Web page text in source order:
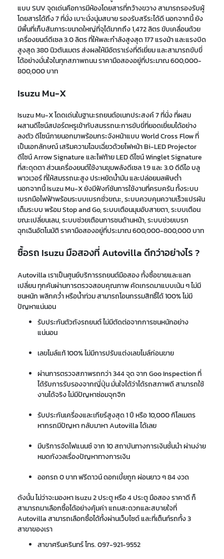
แบบSUV จุดเด่นคือการมีห้องโดยสารที่กว้างขวาง สามารถรองรับผู้
โดยสารได้ถึง 7 ที่นั่ง เบาะนั่งนุ่มสบาย รองรับสรีระได้ดี นอกจากนี้ ยัง
มีพื้นที่เก็บสัมภาระขนาดใหญ่ที่จุได้มากถึง 1,472 ลิตร ขับเคลื่อนด้วย
เครื่องยนต์ดีเซล 3.0 ลิตร ที่ให้พละกำลังสูงสุด 177 แรงม้า และแรงบิด
สูงสุด 380 นิวตันเมตร ส่งผลให้มีอัตราเร่งที่ดีเยี่ยม และสามารถขับขี่
ได้อย่างมั่นใจในทุกสภาพถนน ราคามือสองอยู่ที่ประมาณ 600,000-
800,000 บาท
Isuzu Mu-X
Isuzu Mu-Xโดดเด่นในฐานะรถยนต์อเนกประสงค์ 7 ที่นั่งที่ผสม
ผสานดีไซน์สปอร์ตหรูเข้ากับสมรรถนะการขับขี่ที่ยอดเยี่ยมได้อย่าง
ลงตัวดีไซน์ภายนอกมาพร้อมกระจังหน้าแบบ World Cross Flowที่
เป็นเอกลักษณ์ เสริมความโฉบเฉี่ยวด้วยไฟหน้า Bi-LED Projector
ดีไซน์ Arrow Signatureและไฟท้าย LED ดีไซน์ Winglet Signature
ที่สะดุดตาส่วนเครื่องยนต์ใช้งานขุมพลังดีเซล 1.9 และ 3.0 ดีดีไอ บลู
พาวเวอร์ ที่ให้สมรรถนะสูง ประหยัดน้ำมัน และปล่อยมลพิษต่ำ
นอกจากนี้ Isuzu Mu-X ยังมีฟังก์ชันการใช้งานที่ครบครันทั้งระบบ
เบรกมือไฟฟ้าพร้อมระบบเบรกชั่วขณะ,ระบบควบคุมความเร็วแปรผัน
เต็มระบบ พร้อม Stop and Go,ระบบเตือนมุมอับสายตา,ระบบเตือน
ขณะเปลี่ยนเลน,ระบบช่วยเตือนการชนด้านหน้า,ระบบช่วยเบรก
ฉุกเฉินอัตโนมัติ ราคามือสองอยู่ที่ประมาณ 600,000-800,000 บาท
ซื้อรถ Isuzu มือสองที่ Autovilla ดีกว่าอย่างไร ?
Autovilla เราเป็นศูนย์บริการรถยนต์มือสอง ทั้งซื้อขายและแลก
เปลี่ยน ทุกคันผ่านการตรวจสอบคุณภาพ คัดเกรดมาแบบเน้น ๆ ไม่มี
ชนหนัก พลิกคว่ำ หรือน้ำท่วม สามารถโอนกรรมสิทธิ์ได้ 100% ไม่มี
ปัญหาแน่นอน
รับประกันตัวถังรถยนต์ ไม่มีตัดต่อจากการชนหนักอย่าง
แน่นอน
เลขไมล์แท้ 100% ไม่มีการปรับแต่งเลขไมล์ก่อนขาย
ผ่านการตรวจสภาพรถกว่า 344 จุด จาก Goo Inspection ที่
ได้รับการรับรองจากญี่ปุ่น มั่นใจได้ว่าได้รถสภาพดี สามารถใช้
งานได้จริง ไม่มีปัญหาซ่อมจุกจิก
รับประกันเครื่องและเกียร์สูงสุด 1 ปี หรือ 10,000 กิโลเมตร
หากรถมีปัญหา กลับมาหา Autovilla ได้เลย
มีบริการจัดไฟแนนซ์ จาก 10 สถาบันทางการเงินชั้นนำ ผ่านง่าย
หมดกังวลเรื่องปัญหาทางการเงิน
ออกรถ 0 บาท ฟรีดาวน์ ดอกเบี้ยถูก ผ่อนยาว ๆ 84 งวด
ดังนั้น ไม่ว่าจะมองหาIsuzu2 ประตู หรือ4 ประตู มือสองราคาดีก็
สามารถมาเลือกซื้อได้อย่างคุ้มค่า แถมสะดวกและสบายใจที่
Autovillaสามารถเลือกซื้อได้ทั้งผ่านเว็บไซต์ และที่เต็นท์รถทั้ง 3
สาขาของเรา
สาขาศรีนครินทร์ โทร.097-921-9552